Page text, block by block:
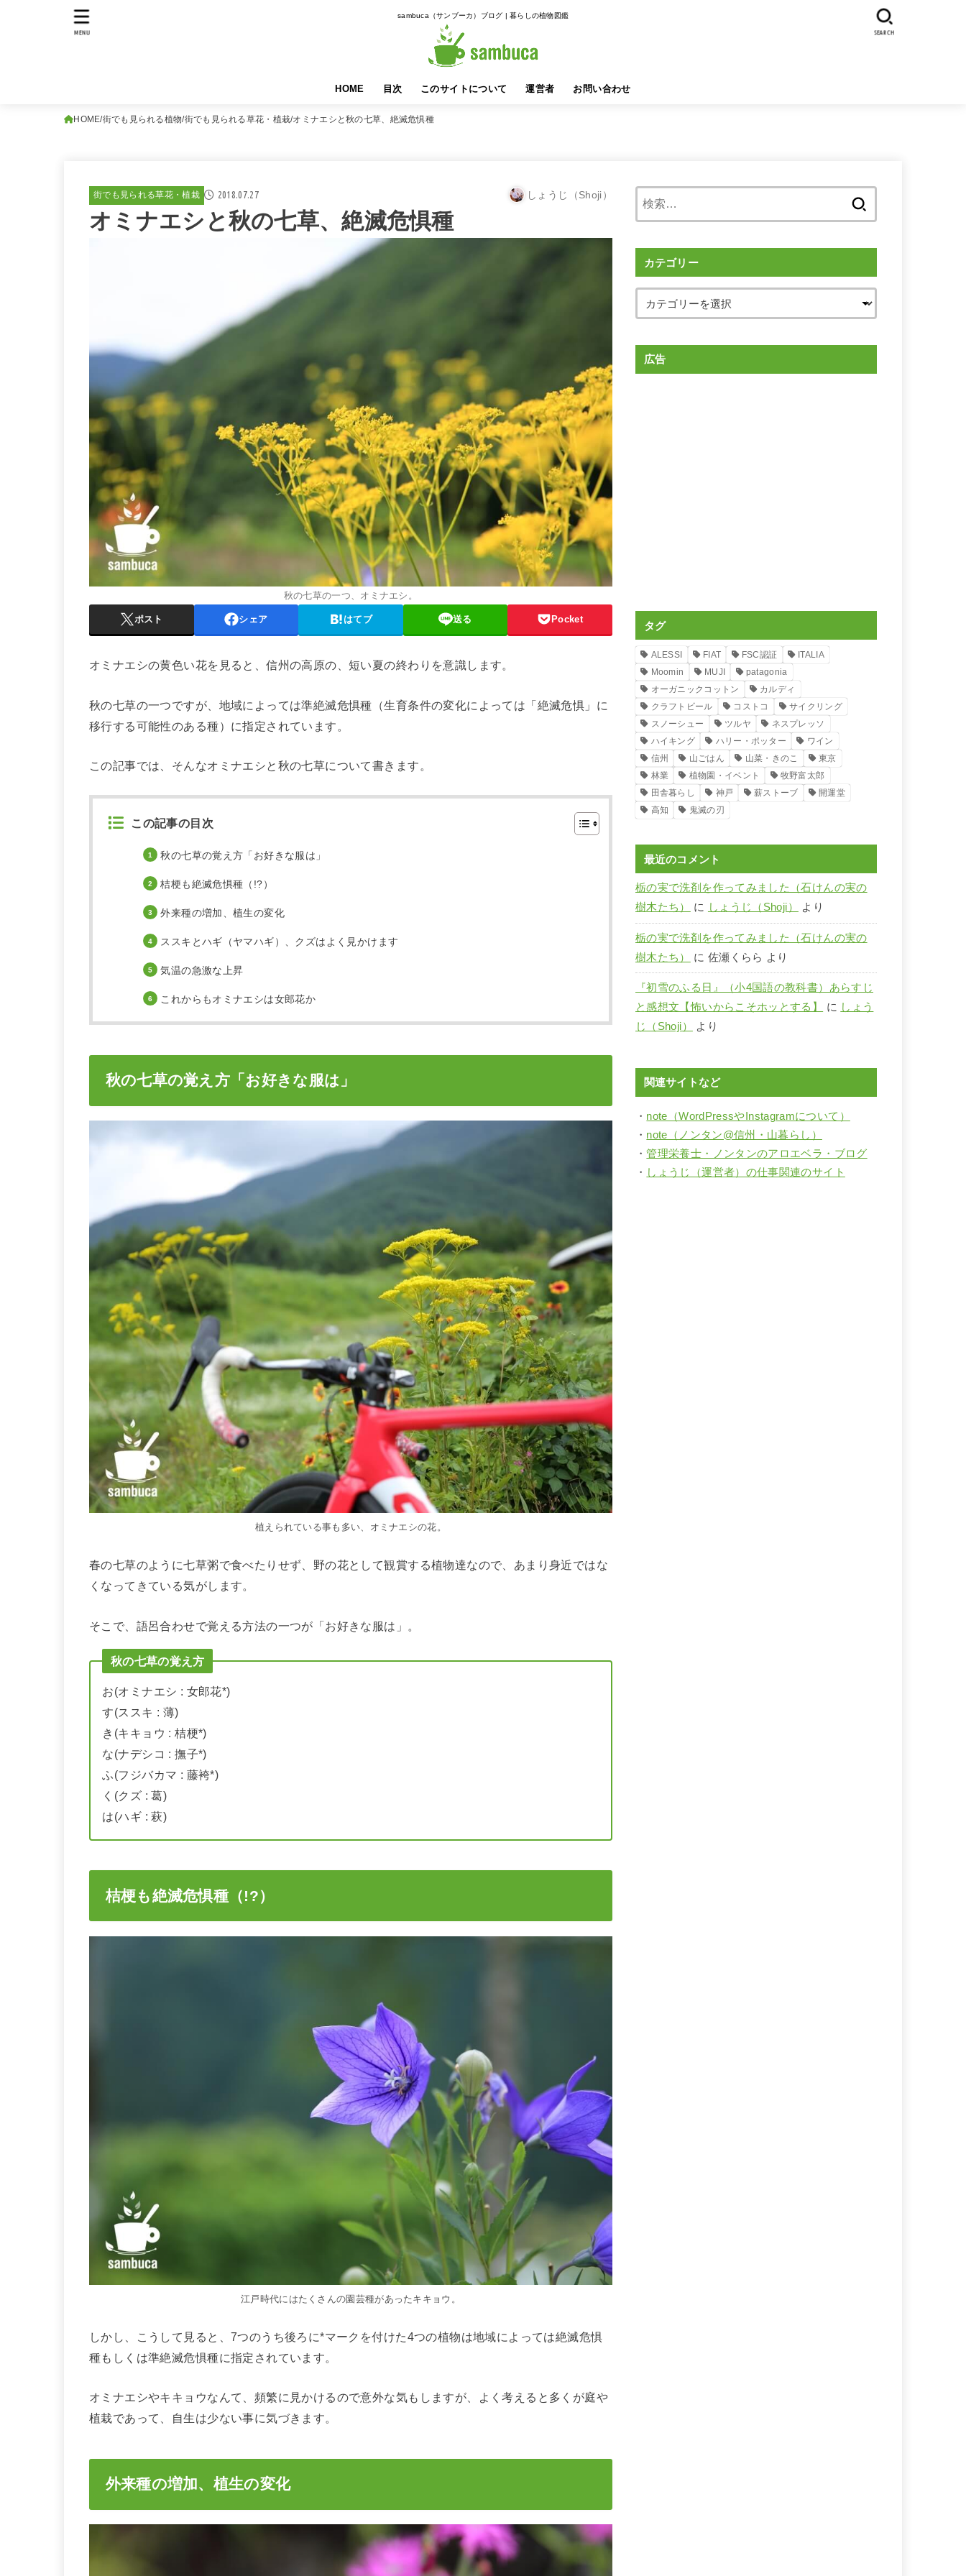
sambuca（サンブーカ）ブログ | 暮らしの植物図鑑
HOME 目次 このサイトについて 運営者 お問い合わせ
SEARCH
MENU
HOME 街でも見られる植物 街でも見られる草花・植栽 オミナエシと秋の七草、絶滅危惧種
街でも見られる草花・植栽 2018.07.27 しょうじ（Shoji）
オミナエシと秋の七草、絶滅危惧種
秋の七草の一つ、オミナエシ。
ポスト シェア はてブ 送る Pocket
オミナエシの黄色い花を見ると、信州の高原の、短い夏の終わりを意識します。
秋の七草の一つですが、地域によっては準絶滅危惧種（生育条件の変化によっては「絶滅危惧」に
移行する可能性のある種）に指定されています。
この記事では、そんなオミナエシと秋の七草について書きます。
この記事の目次
秋の七草の覚え方「お好きな服は」
桔梗も絶滅危惧種（!?）
外来種の増加、植生の変化
ススキとハギ（ヤマハギ）、クズはよく見かけます
気温の急激な上昇
これからもオミナエシは女郎花か
秋の七草の覚え方「お好きな服は」
植えられている事も多い、オミナエシの花。
春の七草のように七草粥で食べたりせず、野の花として観賞する植物達なので、あまり身近ではな
くなってきている気がします。
そこで、語呂合わせで覚える方法の一つが「お好きな服は」。
秋の七草の覚え方
お(オミナエシ : 女郎花*)
す(ススキ : 薄)
き(キキョウ : 桔梗*)
な(ナデシコ : 撫子*)
ふ(フジバカマ : 藤袴*)
く(クズ : 葛)
は(ハギ : 萩)
桔梗も絶滅危惧種（!?）
江戸時代にはたくさんの園芸種があったキキョウ。
しかし、こうして見ると、7つのうち後ろに*マークを付けた4つの植物は地域によっては絶滅危惧
種もしくは準絶滅危惧種に指定されています。
オミナエシやキキョウなんて、頻繁に見かけるので意外な気もしますが、よく考えると多くが庭や
植栽であって、自生は少ない事に気づきます。
外来種の増加、植生の変化
カテゴリー
広告
タグ
ALESSI FIAT FSC認証
ITALIA
Moomin
MUJI
patagonia
オーガニックコットン
カルディ
クラフトビール
コストコ
サイクリング
スノーシュー
ツルヤ
ネスプレッソ
ハイキング
ハリー・ポッター
ワイン
信州
山ごはん 山菜・きのこ
東京
林業
植物園・イベント
牧野富太郎
田舎暮らし
神戸 薪ストーブ
開運堂
高知
鬼滅の刃
最近のコメント
栃の実で洗剤を作ってみました（石けんの実の
樹木たち）
に しょうじ（Shoji） より
栃の実で洗剤を作ってみました（石けんの実の
樹木たち）
に 佐瀬くらら より
『初雪のふる日』（小4国語の教科書）あらすじ
と感想文【怖いからこそホッとする】
に しょう
じ（Shoji）
より
関連サイトなど
・ note（WordPressやInstagramについて）
・ note（ノンタン@信州・山暮らし）
・管理栄養士・ノンタンのアロエベラ・ブログ
・ しょうじ（運営者）の仕事関連のサイト